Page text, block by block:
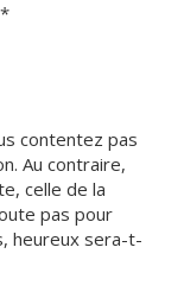
contentez pas
Au contraire,
celle de la
pas pour
heureux sera-t-